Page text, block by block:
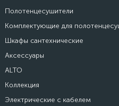
Полотенцесушители
Комплектующие для
Шкафы сантехнические
Аксессуары
ALTO
Коллекция
Электрические с кабелем